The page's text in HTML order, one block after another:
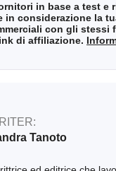
in base a test e
in considerazione la
con gli stessi
di affiliazione.
Tanoto